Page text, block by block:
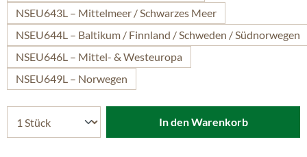
NSEU643L – Mittelmeer / Schwarzes Meer
NSEU644L – Baltikum / Finnland / Schweden / Südnorwegen
NSEU646L – Mittel- & Westeuropa
NSEU649L – Norwegen
In den Warenkorb